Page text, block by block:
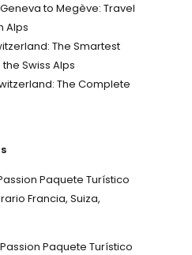
to Megève: Travel
Alps
The Smartest
Swiss Alps
The Complete
Paquete Turístico
Francia, Suiza,
Paquete Turístico